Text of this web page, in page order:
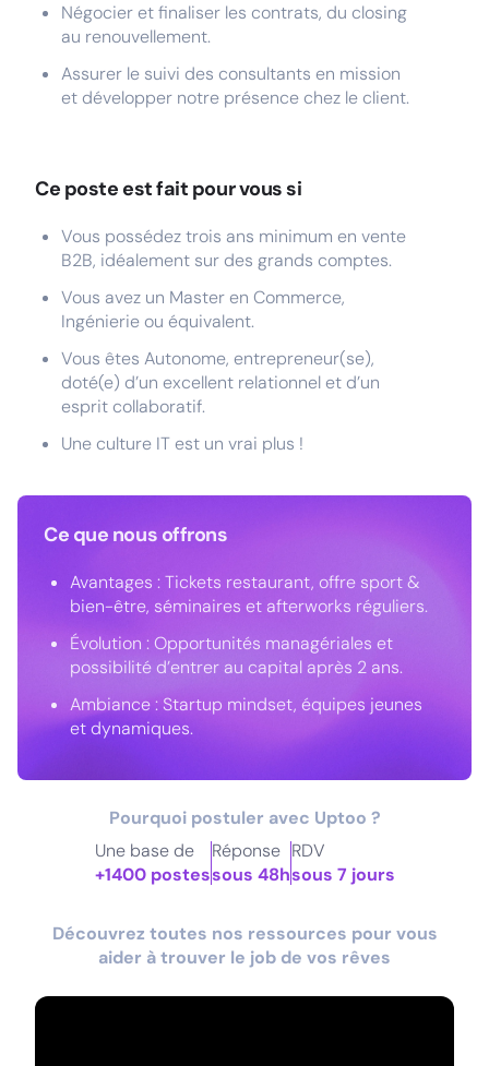
Négocier et finaliser les contrats, du closing
au renouvellement.
Assurer le suivi des consultants en mission
et développer notre présence chez le client.
Ce poste est fait pour vous si
Vous possédez trois ans minimum en vente
B2B, idéalement sur des grands comptes.
Vous avez un Master en Commerce,
Ingénierie ou équivalent.
Vous êtes Autonome, entrepreneur(se),
doté(e) d’un excellent relationnel et d’un
esprit collaboratif.
Une culture IT est un vrai plus !
Ce que nous offrons
Avantages : Tickets restaurant, offre sport &
bien-être, séminaires et afterworks réguliers.
Évolution : Opportunités managériales et
possibilité d’entrer au capital après 2 ans.
Ambiance : Startup mindset, équipes jeunes
et dynamiques.
Pourquoi postuler avec Uptoo ?
Une base de
+1400 postes
Réponse
sous 48h
RDV
sous 7 jours
Découvrez toutes nos ressources pour vous
aider à trouver le job de vos rêves